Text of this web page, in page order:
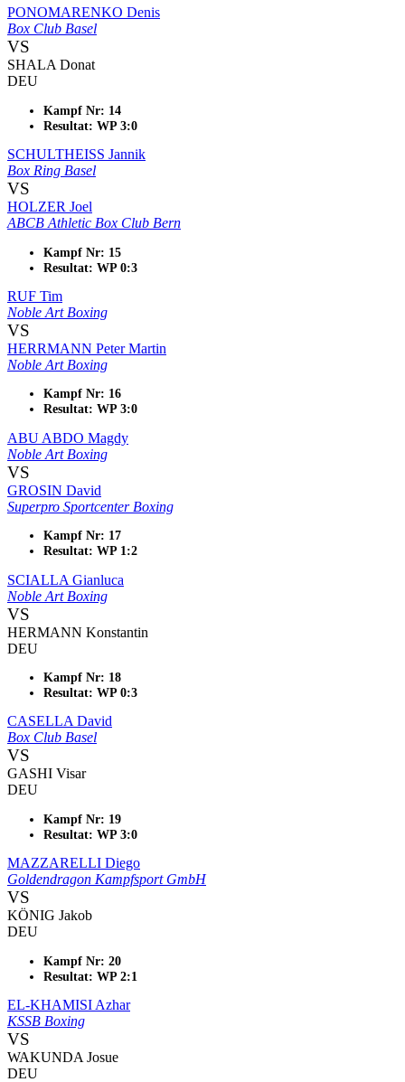
PONOMARENKO Denis
Box Club Basel
VS
SHALA Donat
DEU
Kampf Nr: 14
Resultat: WP 3:0
SCHULTHEISS Jannik
Box Ring Basel
VS
HOLZER Joel
ABCB Athletic Box Club Bern
Kampf Nr: 15
Resultat: WP 0:3
RUF Tim
Noble Art Boxing
VS
HERRMANN Peter Martin
Noble Art Boxing
Kampf Nr: 16
Resultat: WP 3:0
ABU ABDO Magdy
Noble Art Boxing
VS
GROSIN David
Superpro Sportcenter Boxing
Kampf Nr: 17
Resultat: WP 1:2
SCIALLA Gianluca
Noble Art Boxing
VS
HERMANN Konstantin
DEU
Kampf Nr: 18
Resultat: WP 0:3
CASELLA David
Box Club Basel
VS
GASHI Visar
DEU
Kampf Nr: 19
Resultat: WP 3:0
MAZZARELLI Diego
Goldendragon Kampfsport GmbH
VS
KÖNIG Jakob
DEU
Kampf Nr: 20
Resultat: WP 2:1
EL-KHAMISI Azhar
KSSB Boxing
VS
WAKUNDA Josue
DEU